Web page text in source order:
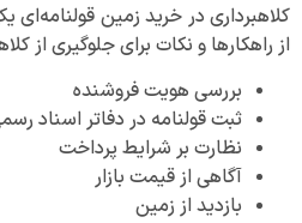
کلاهبرداری در خرید زمین
از راهکارها و نکات برای جلوگیری از
بررسی هویت فروشنده
ثبت قولنامه در دفاتر اسناد
نظارت بر شرایط پرداخت
آگاهی از قیمت بازار
بازدید از زمین